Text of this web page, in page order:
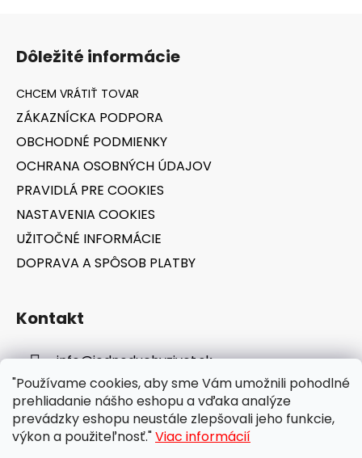
"Používame cookies, aby sme Vám umožnili pohodlné
prehliadanie nášho eshopu a vďaka analýze
prevádzky eshopu neustále zlepšovali jeho funkcie,
výkon a použiteľnosť."Viac informácií
Dôležité informácie
ZÁKAZNÍCKA PODPORA
OBCHODNÉ PODMIENKY
OCHRANA OSOBNÝCH ÚDAJOV
PRAVIDLÁ PRE COOKIES
NASTAVENIA COOKIES
UŽITOČNÉ INFORMÁCIE
DOPRAVA A SPÔSOB PLATBY
Kontakt
info@jednoduchyzivot.sk
E-shop: 0948 647 767